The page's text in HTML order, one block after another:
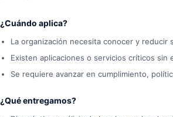
¿Cuándo aplica?
La organización necesita conocer y reducir
Existen aplicaciones o servicios críticos sin
Se requiere avanzar en cumplimiento,
¿Qué entregamos?